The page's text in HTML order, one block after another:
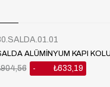
ALÜMİNYUM KAPI
₺633,19